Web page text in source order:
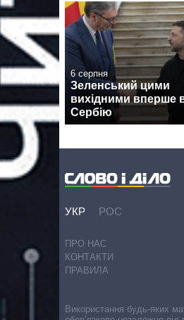
6 серпня
Зеленський цими
вихідними вперше
Сербію
УКР РОС
ПРО НАС
КОНТАКТИ
ПРАВИЛА
Використання будь-яких